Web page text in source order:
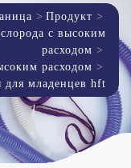
Продукт
с высоким
расходом
расходом
для младенцев hft